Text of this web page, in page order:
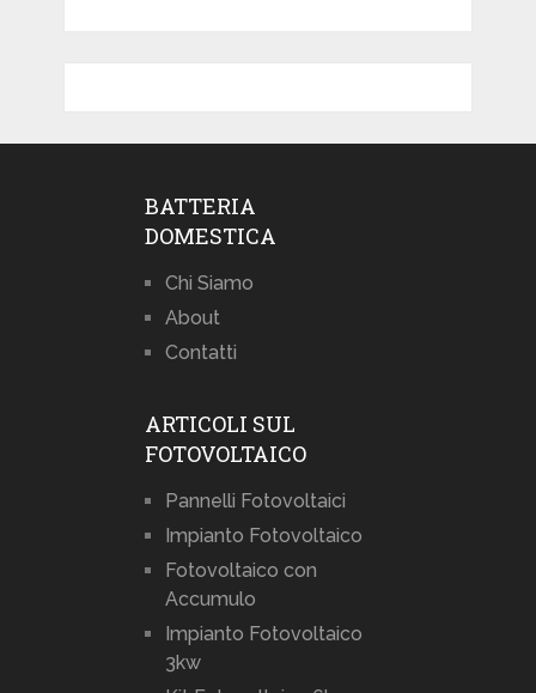
BATTERIA
DOMESTICA
Chi Siamo
About
Contatti
ARTICOLI SUL
FOTOVOLTAICO
Pannelli Fotovoltaici
Impianto Fotovoltaico
Fotovoltaico con
Accumulo
Impianto Fotovoltaico
3kw